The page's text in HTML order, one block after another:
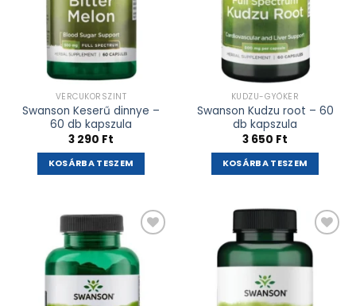
VÉRCUKORSZINT
Swanson Keserű dinnye –
60 db kapszula
3 290 Ft
KOSÁRBA TESZEM
KUDZU-GYÖKÉR
Swanson Kudzu root – 60
db kapszula
3 650 Ft
KOSÁRBA TESZEM
Kívánságlistához
adás
Kívánságlistához
adás